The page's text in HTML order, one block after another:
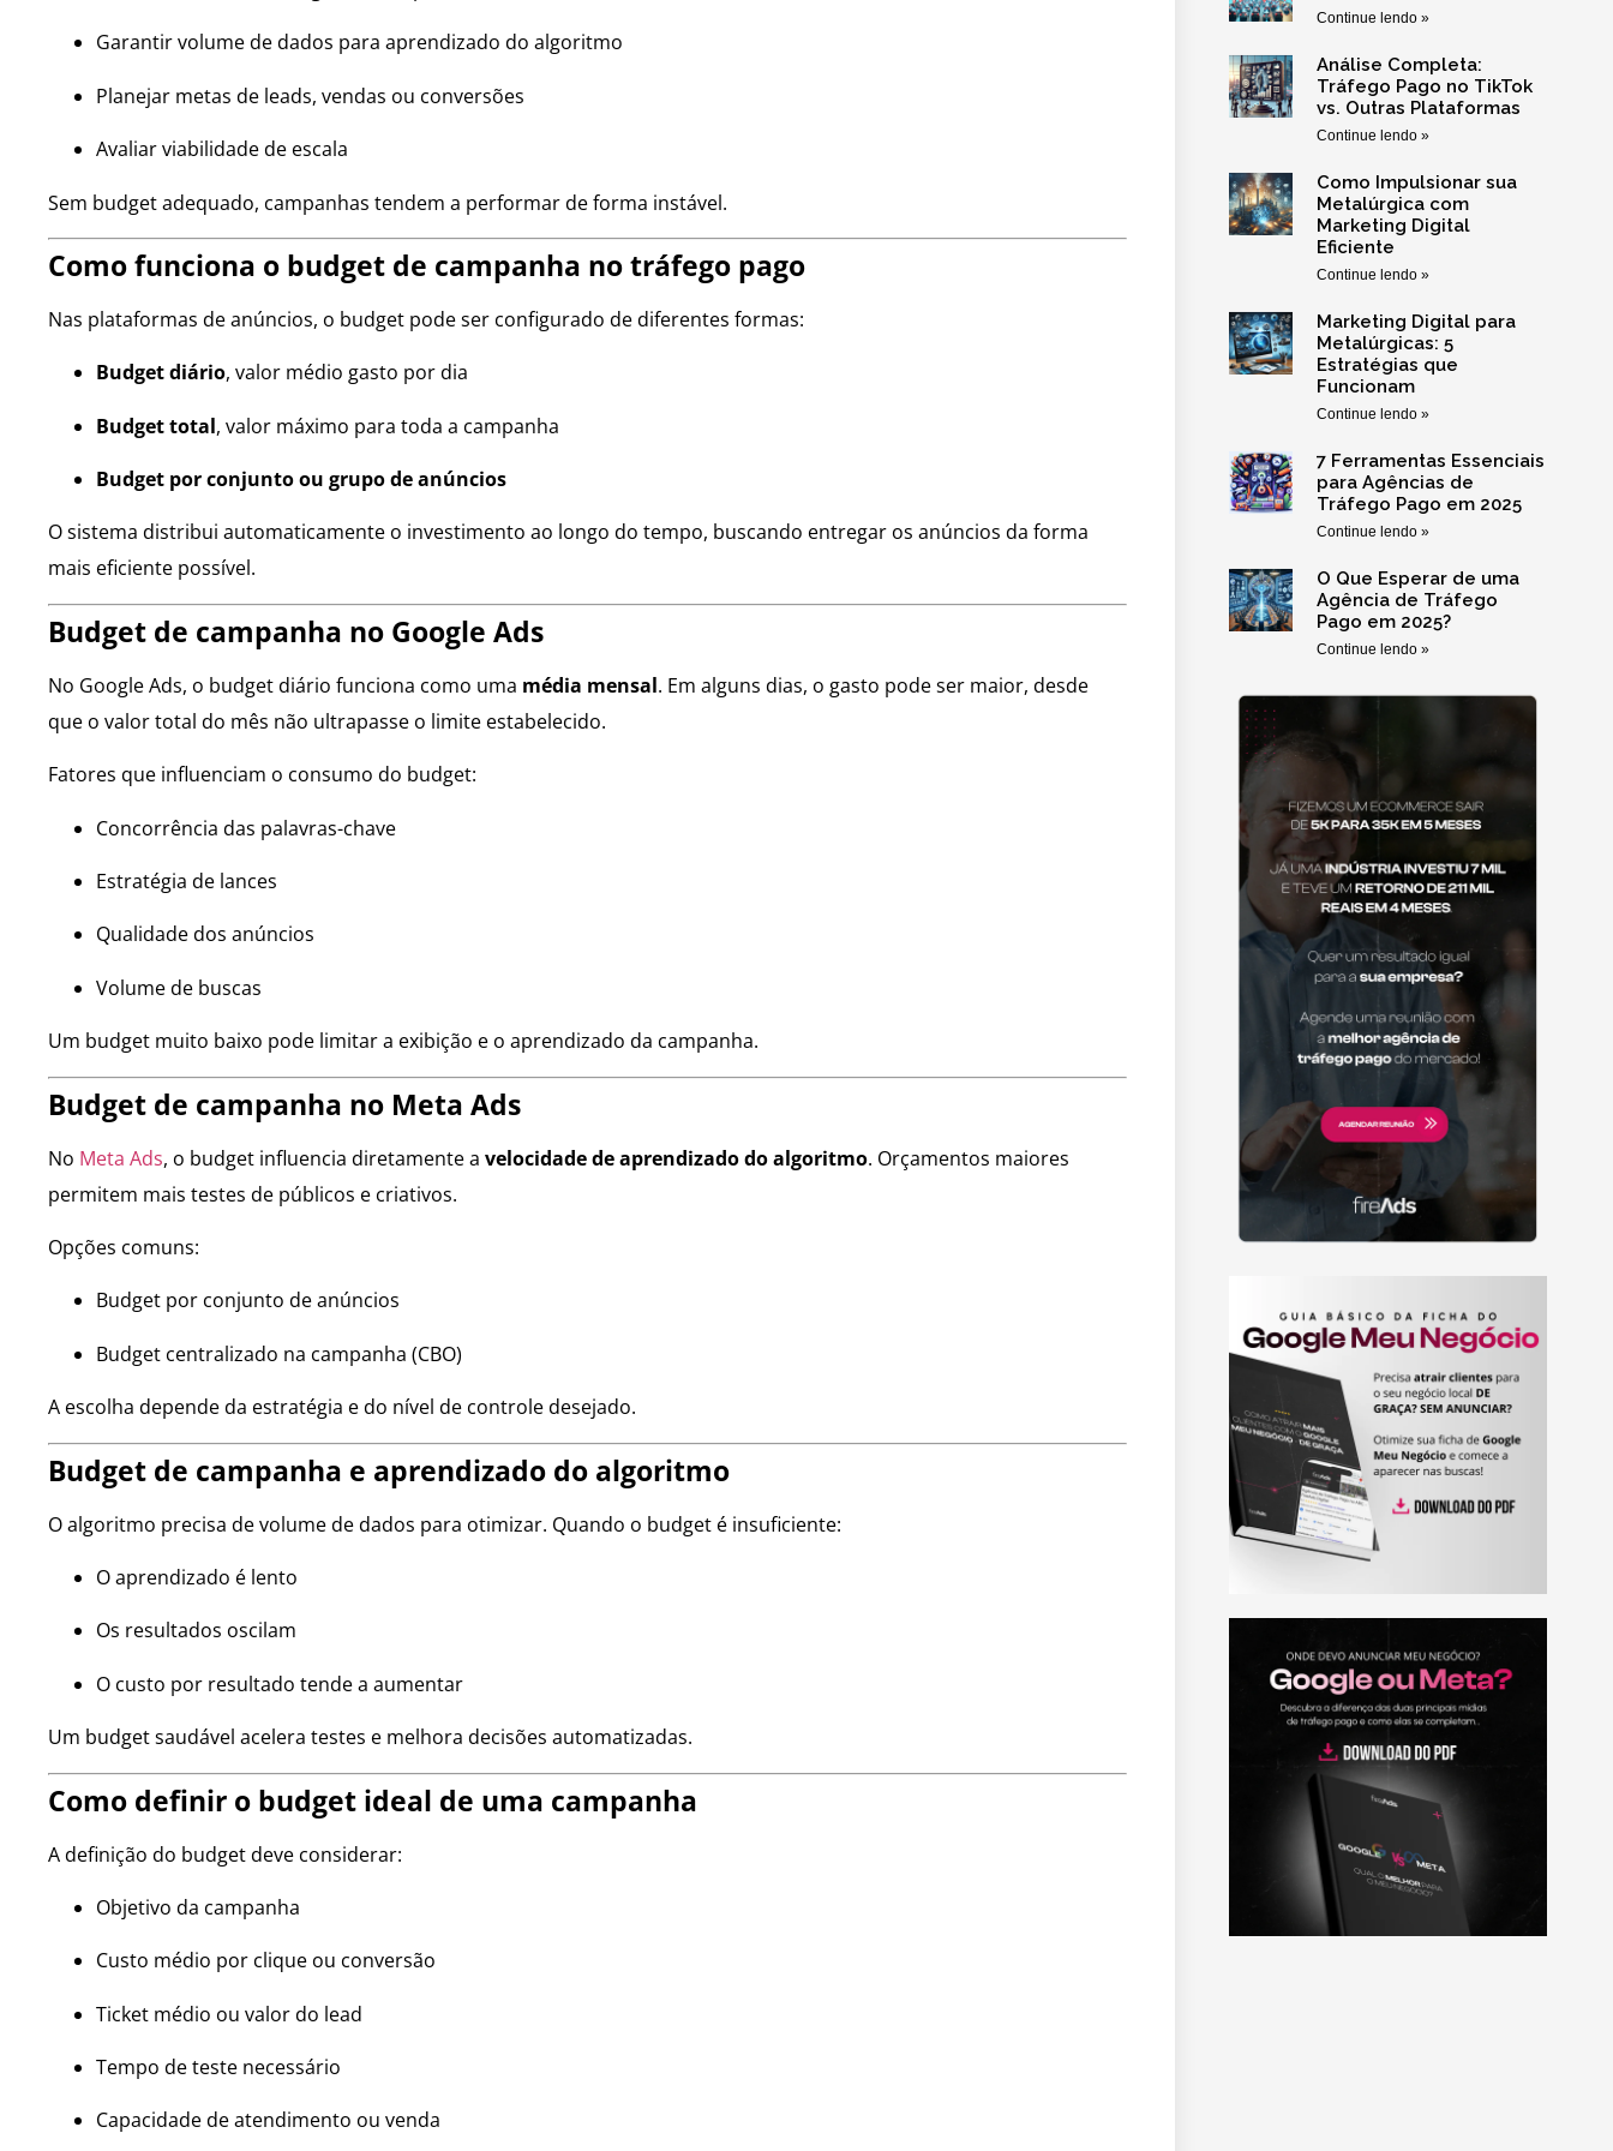
Garantir volume de dados para aprendizado do algoritmo
Planejar metas de leads, vendas ou conversões
Avaliar viabilidade de escala
Sem budget adequado, campanhas tendem a performar de forma instável.
Como funciona o budget de campanha no tráfego pago
Nas plataformas de anúncios, o budget pode ser configurado de diferentes formas:
Budget diário, valor médio gasto por dia
Budget total, valor máximo para toda a campanha
Budget por conjunto ou grupo de anúncios
O sistema distribui automaticamente o investimento ao longo do tempo, buscando entregar os anúncios da forma
mais eficiente possível.
Budget de campanha no Google Ads
No Google Ads, o budget diário funciona como uma média mensal. Em alguns dias, o gasto pode ser maior, desde
que o valor total do mês não ultrapasse o limite estabelecido.
Fatores que influenciam o consumo do budget:
Concorrência das palavras-chave
Estratégia de lances
Qualidade dos anúncios
Volume de buscas
Um budget muito baixo pode limitar a exibição e o aprendizado da campanha.
Budget de campanha no Meta Ads
No Meta Ads, o budget influencia diretamente a velocidade de aprendizado do algoritmo. Orçamentos maiores
permitem mais testes de públicos e criativos.
Opções comuns:
Budget por conjunto de anúncios
Budget centralizado na campanha (CBO)
A escolha depende da estratégia e do nível de controle desejado.
Budget de campanha e aprendizado do algoritmo
O algoritmo precisa de volume de dados para otimizar. Quando o budget é insuficiente:
O aprendizado é lento
Os resultados oscilam
O custo por resultado tende a aumentar
Um budget saudável acelera testes e melhora decisões automatizadas.
Como definir o budget ideal de uma campanha
A definição do budget deve considerar:
Objetivo da campanha
Custo médio por clique ou conversão
Ticket médio ou valor do lead
Tempo de teste necessário
Capacidade de atendimento ou venda
Continue lendo »
Análise Completa:
Tráfego Pago no TikTok
vs. Outras Plataformas
Continue lendo »
Como Impulsionar sua
Metalúrgica com
Marketing Digital
Eficiente
Continue lendo »
Marketing Digital para
Metalúrgicas: 5
Estratégias que
Funcionam
Continue lendo »
7 Ferramentas Essenciais
para Agências de
Tráfego Pago em 2025
Continue lendo »
O Que Esperar de uma
Agência de Tráfego
Pago em 2025?
Continue lendo »